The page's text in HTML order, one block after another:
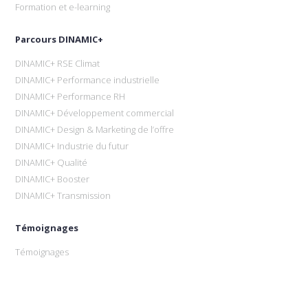
Formation et e-learning
Parcours DINAMIC+
DINAMIC+ RSE Climat
DINAMIC+ Performance industrielle
DINAMIC+ Performance RH
DINAMIC+ Développement commercial
DINAMIC+ Design & Marketing de l’offre
DINAMIC+ Industrie du futur
DINAMIC+ Qualité
DINAMIC+ Booster
DINAMIC+ Transmission
Témoignages
Témoignages